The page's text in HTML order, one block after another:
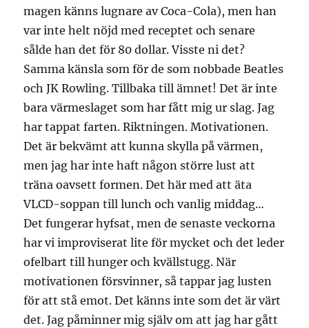
magen känns lugnare av Coca-Cola), men han
var inte helt nöjd med receptet och senare
sålde han det för 80 dollar. Visste ni det?
Samma känsla som för de som nobbade Beatles
och JK Rowling. Tillbaka till ämnet! Det är inte
bara värmeslaget som har fått mig ur slag. Jag
har tappat farten. Riktningen. Motivationen.
Det är bekvämt att kunna skylla på värmen,
men jag har inte haft någon större lust att
träna oavsett formen. Det här med att äta
VLCD-soppan till lunch och vanlig middag…
Det fungerar hyfsat, men de senaste veckorna
har vi improviserat lite för mycket och det leder
ofelbart till hunger och kvällstugg. När
motivationen försvinner, så tappar jag lusten
för att stå emot. Det känns inte som det är värt
det. Jag påminner mig själv om att jag har gått